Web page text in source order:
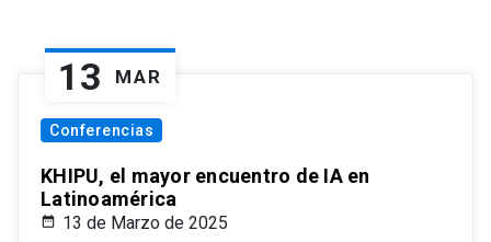
13 MAR
Conferencias
KHIPU, el mayor encuentro de IA en
Latinoamérica
13 de Marzo de 2025